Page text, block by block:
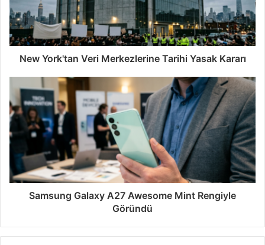
New York'tan Veri Merkezlerine Tarihi Yasak Kararı
Samsung Galaxy A27 Awesome Mint Rengiyle
Göründü